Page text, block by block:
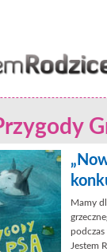
Mamy
podczas
Jestem